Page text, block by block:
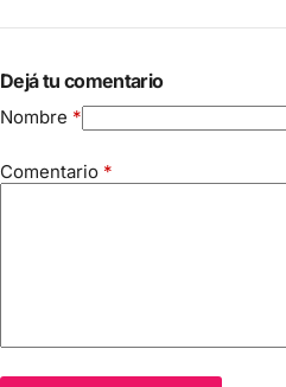
Dejá tu comentario
Nombre *
Comentario *